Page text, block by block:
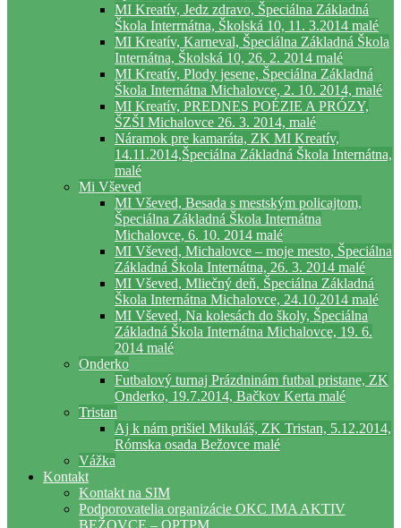
MI Kreatív, Jedz zdravo, Špeciálna Základná
Škola Interrnátna, Školská 10, 11. 3.2014 malé
MI Kreatív, Karneval, Špeciálna Základná Škola
Internátna, Školská 10, 26. 2. 2014 malé
MI Kreatív, Plody jesene, Špeciálna Základná
Škola Internátna Michalovce, 2. 10. 2014, malé
MI Kreatív, PREDNES POÉZIE A PRÓZY,
ŠZŠI Michalovce 26. 3. 2014, malé
Náramok pre kamaráta, ZK MI Kreatív,
14.11.2014,Špeciálna Základná Škola Internátna,
malé
Mi Vševed
MI Vševed, Besada s mestským policajtom,
Špeciálna Základná Škola Internátna
Michalovce, 6. 10. 2014 malé
MI Vševed, Michalovce – moje mesto, Špeciálna
Základná Škola Internátna, 26. 3. 2014 malé
MI Vševed, Mliečný deň, Špeciálna Základná
Škola Internátna Michalovce, 24.10.2014 malé
MI Vševed, Na kolesách do školy, Špeciálna
Základná Škola Internátna Michalovce, 19. 6.
2014 malé
Onderko
Futbalový turnaj Prázdninám futbal pristane, ZK
Onderko, 19.7.2014, Bačkov Kerta malé
Tristan
Aj k nám prišiel Mikuláš, ZK Tristan, 5.12.2014,
Rómska osada Bežovce malé
Vážka
Kontakt
Kontakt na SIM
Podporovatelia organizácie OKC IMA AKTIV
BEŽOVCE – OPTPM